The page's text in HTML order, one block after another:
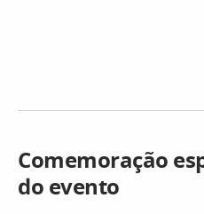
Comemoração
do evento